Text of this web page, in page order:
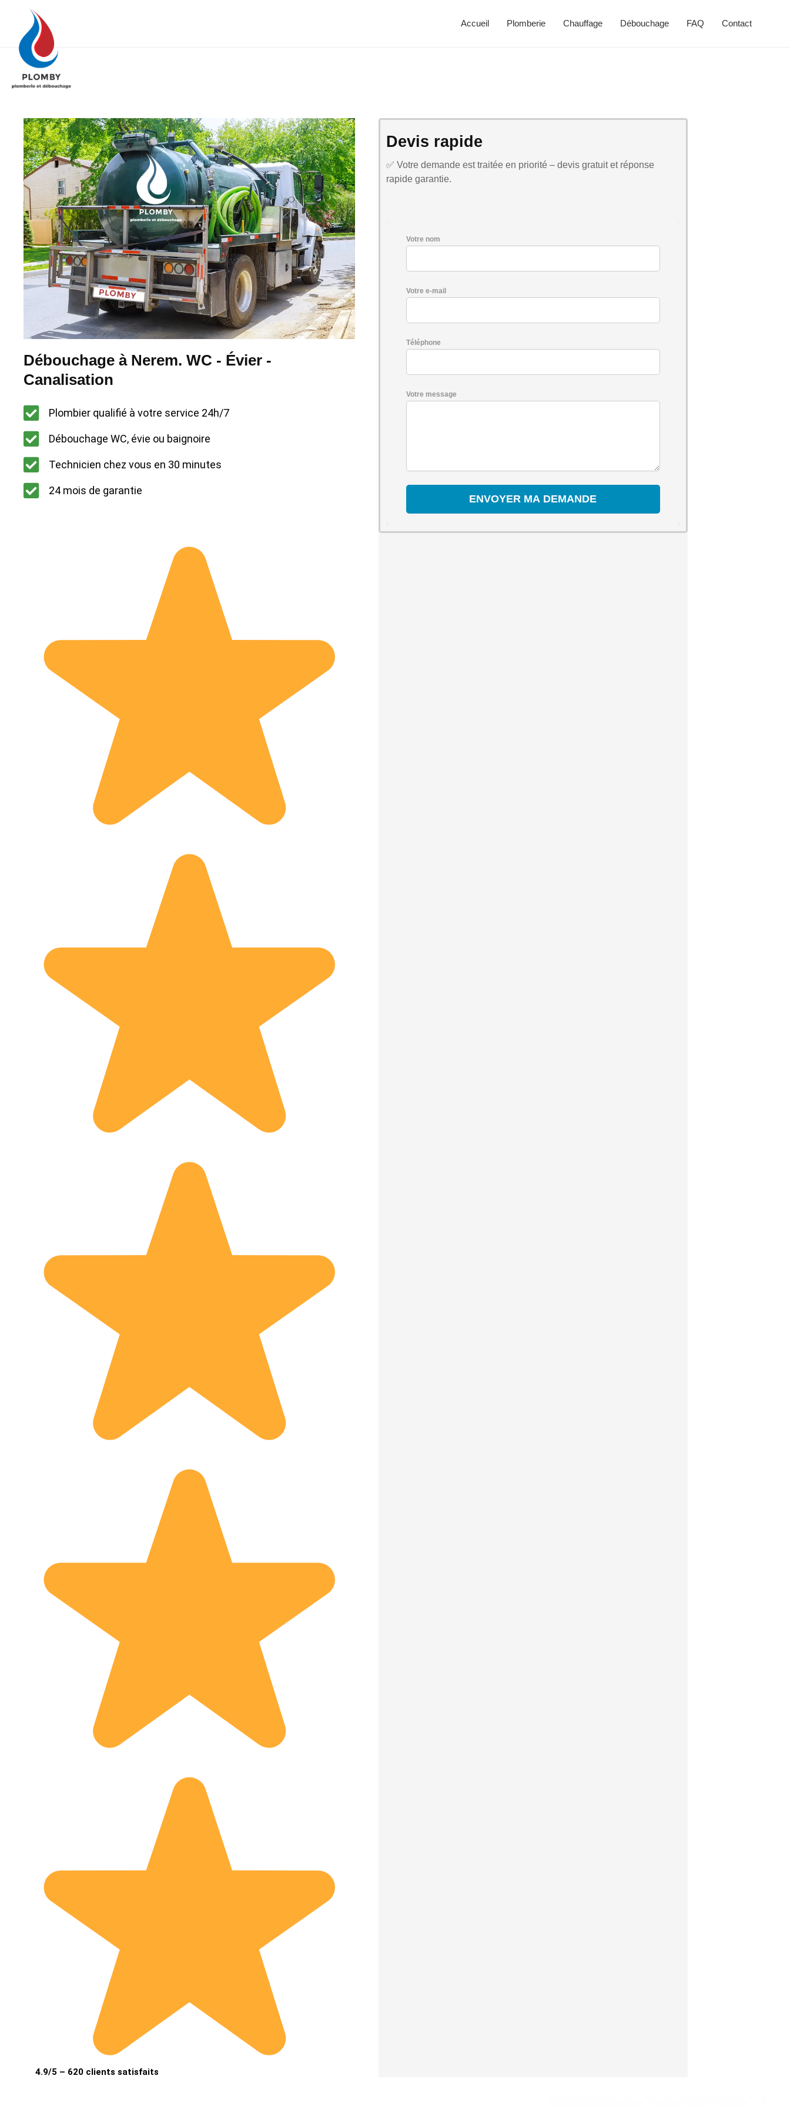
Accueil Plomberie Chauffage Débouchage FAQ Contact
Débouchage à Nerem. WC - Évier -
Canalisation
Plombier qualifié à votre service 24h/7
Débouchage WC, évie ou baignoire
Technicien chez vous en 30 minutes
24 mois de garantie
4.9/5 – 620 clients satisfaits
Devis rapide
✅ Votre demande est traitée en priorité – devis gratuit et réponse
rapide garantie.
Votre nom
Votre e-mail
Téléphone
Votre message